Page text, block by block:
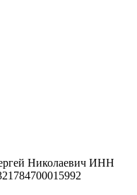
Николаевич ИНН